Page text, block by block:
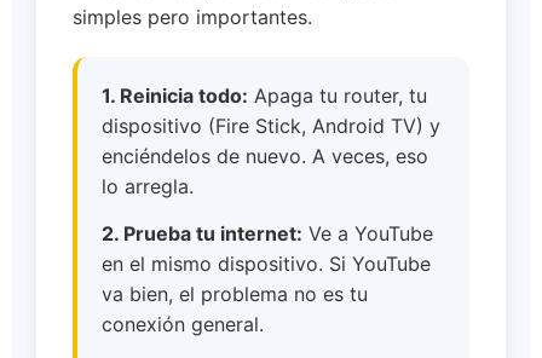
simples pero importantes.
1. Reinicia todo: Apaga tu router, tu
dispositivo (Fire Stick, Android TV) y
enciéndelos de nuevo. A veces, eso
lo arregla.
2. Prueba tu internet: Ve a YouTube
en el mismo dispositivo. Si YouTube
va bien, el problema no es tu
conexión general.